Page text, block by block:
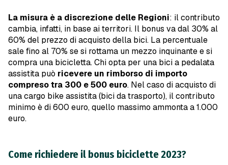
La misura è a discrezione delle Regioni: il contributo
cambia, infatti, in base ai territori. Il bonus va dal 30% al
60% del prezzo di acquisto della bici. La percentuale
sale fino al 70% se si rottama un mezzo inquinante e si
compra una bicicletta. Chi opta per una bici a pedalata
assistita può ricevere un rimborso di importo
compreso tra 300 e 500 euro. Nel caso di acquisto di
una cargo bike assistita (bici da trasporto), il contributo
minimo è di 600 euro, quello massimo ammonta a 1.000
euro.
Come richiedere il bonus biciclette 2023?